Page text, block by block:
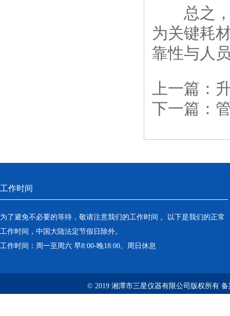
总之
为关键耗
靠性与人
上一篇：
下一篇：
工作时间
为了避免不必要的等待，敬请注意我们的工作时间 。以下是我们的正常
工作时间，中国大陆法定节假日除外。
工作时间：周一至周六 早8:00-晚18:00。周日休息
© 2019 湘潭市三星仪器有限公司版权所有 备